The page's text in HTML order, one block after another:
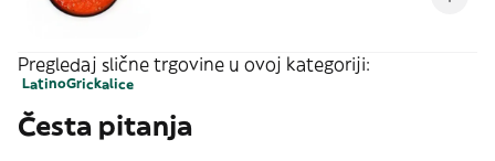
Pregledaj slične trgovine u ovoj kategoriji:
LatinoGrickalice
Česta pitanja